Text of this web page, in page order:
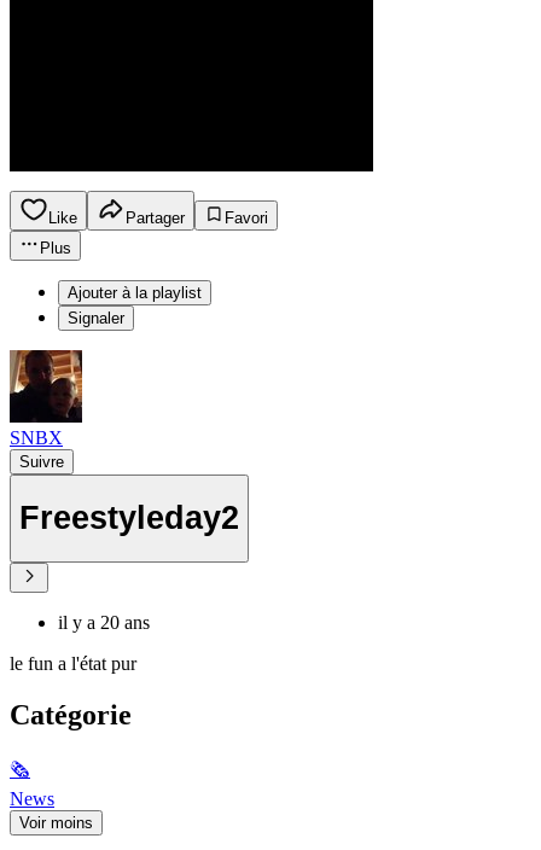
Like Partager
Favori
Plus
Ajouter à la playlist
Signaler
SNBX
Suivre
Freestyleday2
il y a 20 ans
le fun a l'état pur
Catégorie
🗞
News
Voir moins